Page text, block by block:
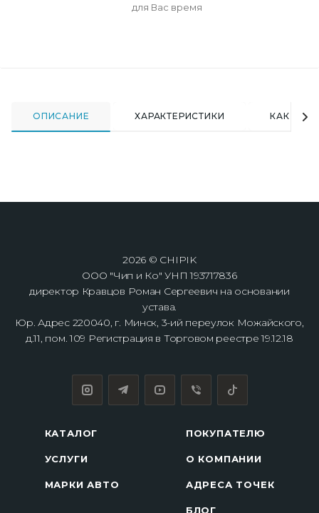
для Вас время
ОПИСАНИЕ ХАРАКТЕРИСТИКИ КАК
2026 © CHIPIK
ООО "Чип и Ко" УНП 193717836
директор Кравцов Роман Сергеевич на основании
устава.
Юр. Адрес 220040, г. Минск, 3-ий переулок Можайского,
д.11, пом. 109 Регистрация в Торговом реестре 19.12.18
КАТАЛОГ
УСЛУГИ
МАРКИ АВТО
ПОКУПАТЕЛЮ
О КОМПАНИИ
АДРЕСА ТОЧЕК
БЛОГ